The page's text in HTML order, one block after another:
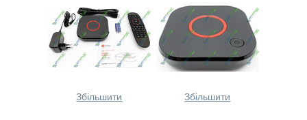
Збільшити Збільшити